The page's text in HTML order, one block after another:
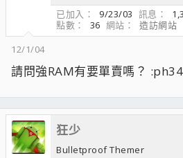
已加入 9/23/03 訊息
點數
36 網站
造訪網站
12/1/04
請問強RAM有要單賣嗎？
狂少
Bulletproof Themer